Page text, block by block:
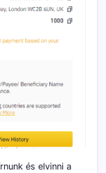
és elvinni a